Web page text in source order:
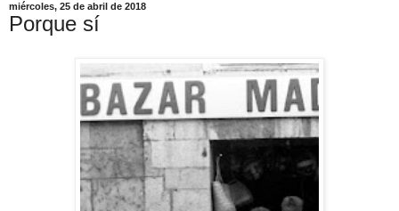
miércoles, 25 de abril de 2018
Porque sí